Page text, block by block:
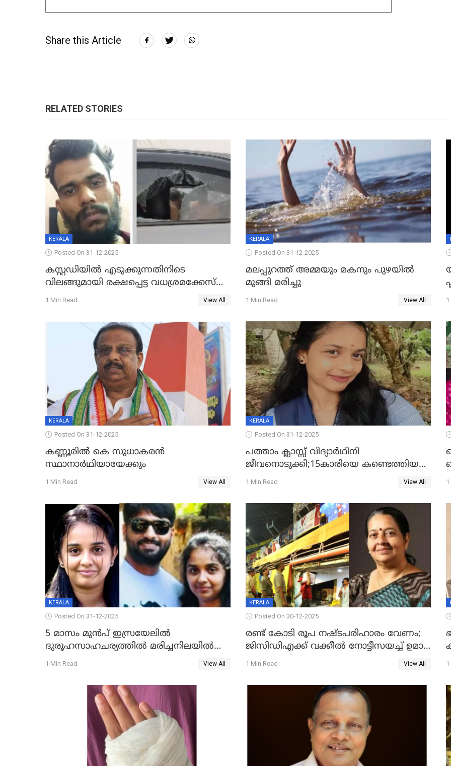
Share this Article
RELATED STORIES
KERALA
Posted On 31-12-2025
കസ്റ്റഡിയിൽ എടുക്കുന്നതിനിടെ
വിലങ്ങുമായി രക്ഷപ്പെട്ട വധശ്രമക്കേസ്
പ്രതി പിടിയിൽ
1 Min Read View All
KERALA
Posted On 31-12-2025
മലപ്പുറത്ത് അമ്മയും മകനും പുഴയിൽ
മുങ്ങി മരിച്ചു
1 Min Read View All 1
KERALA
Posted On 31-12-2025
കണ്ണൂരിൽ കെ സുധാകരൻ
സ്ഥാനാർഥിയായേക്കും
1 Min Read View All
KERALA
Posted On 31-12-2025
പത്താം ക്ലാസ്സ് വിദ്യാര്‍ഥിനി
ജീവനൊടുക്കി;15കാരിയെ കണ്ടെത്തിയത്
കിടപ്പുമുറിയില്‍ തൂങ്ങി മരിച്ച നിലയിൽ
1 Min Read View All 1
KERALA
Posted On 31-12-2025
5 മാസം മുൻപ് ഇസ്രയേലിൽ
ദുരൂഹസാഹചര്യത്തിൽ മരിച്ചനിലയിൽ
കണ്ടെത്തിയ മലയാളി യുവാവിന്റെ
1 Min Read View All
KERALA
Posted On 30-12-2025
രണ്ട് കോടി രൂപ നഷ്ടപരിഹാരം വേണം;
ജിസിഡിഎക്ക് വക്കീൽ നോട്ടീസയച്ച് ഉമാ
തോമസ്
1 Min Read View All 1